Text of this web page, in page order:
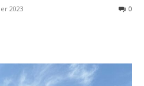
2023 0